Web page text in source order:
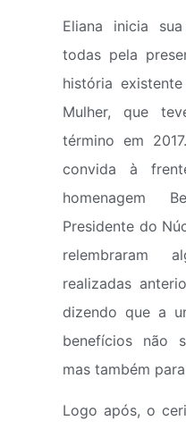
Eliana inicia
todas pela
história
Mulher, que
término em
convida à
homenagem
Presidente do
relembraram
realizadas
dizendo que a
benefícios não
mas também
Logo após, o